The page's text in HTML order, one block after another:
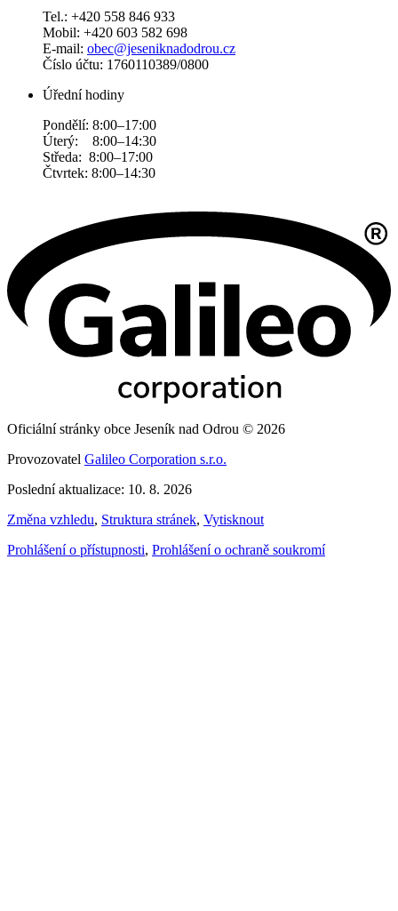
Tel.: +420 558 846 933
Mobil: +420 603 582 698
E-mail: obec@jeseniknadodrou.cz
Číslo účtu: 1760110389/0800
Úřední hodiny
Pondělí: 8:00–17:00
Úterý: 8:00–14:30
Středa: 8:00–17:00
Čtvrtek: 8:00–14:30
Oficiální stránky obce Jeseník nad Odrou © 2026
Provozovatel Galileo Corporation s.r.o.
Poslední aktualizace: 10. 8. 2026
Změna vzhledu, Struktura stránek, Vytisknout
Prohlášení o přístupnosti, Prohlášení o ochraně soukromí